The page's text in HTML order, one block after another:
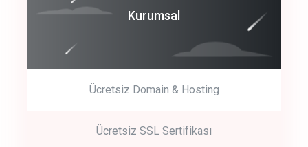
Get Started
Start by trying our service for 30 days free trial no credit card
Kurumsal
Ücretsiz Domain & Hosting
Ücretsiz SSL Sertifikası
Coroprate